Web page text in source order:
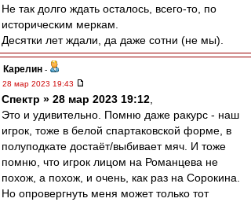
Не так долго ждать осталось, всего-то, по
историческим меркам.
Десятки лет ждали, да даже сотни (не мы).
Карелин -
28 мар 2023 19:43
Спектр » 28 мар 2023 19:12
Это и удивительно. Помню даже ракурс - наш
игрок, тоже в белой спартаковской форме, в
полуподкате достаёт/выбивает мяч. И тоже
помню, что игрок лицом на Романцева не
похож, а похож, и очень, как раз на Сорокина.
Но опровергнуть меня может только тот